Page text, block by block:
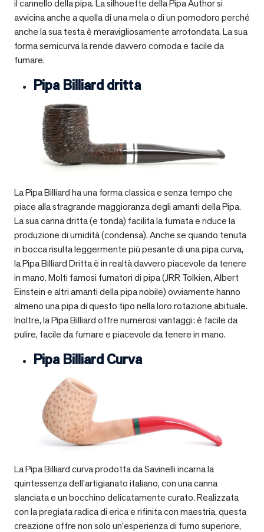
il cannello della pipa. La silhouette della Pipa Author si
avvicina anche a quella di una mela o di un pomodoro perché
anche la sua testa è meravigliosamente arrotondata. La sua
forma semicurva la rende davvero comoda e facile da
fumare.
Pipa Billiard dritta
La Pipa Billiard ha una forma classica e senza tempo che
piace alla stragrande maggioranza degli amanti della Pipa.
La sua canna dritta (e tonda) facilita la fumata e riduce la
produzione di umidità (condensa). Anche se quando tenuta
in bocca risulta leggermente più pesante di una pipa curva,
la Pipa Billiard Dritta è in realtà davvero piacevole da tenere
in mano. Molti famosi fumatori di pipa (JRR Tolkien, Albert
Einstein e altri amanti della pipa nobile) ovviamente hanno
almeno una pipa di questo tipo nella loro rotazione abituale.
Inoltre, la Pipa Billiard offre numerosi vantaggi: è facile da
pulire, facile da fumare e piacevole da tenere in mano.
Pipa Billiard Curva
La Pipa Billiard curva prodotta da Savinelli incarna la
quintessenza dell’artigianato italiano, con una canna
slanciata e un bocchino delicatamente curato. Realizzata
con la pregiata radica di erica e rifinita con maestria, questa
creazione offre non solo un’esperienza di fumo superiore,